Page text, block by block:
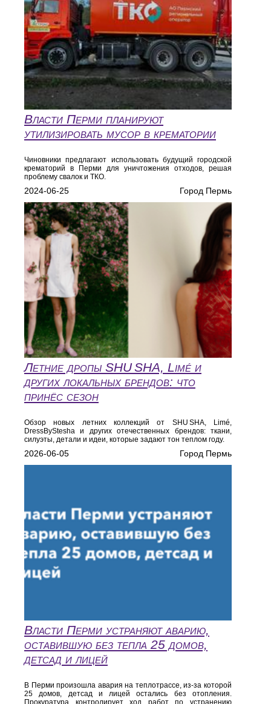
Власти Перми планируют
утилизировать мусор в крематории
Чиновники предлагают использовать будущий городской
крематорий в Перми для уничтожения отходов, решая
проблему свалок и ТКО.
2024-06-25 Город Пермь
Летние дропы SHU SHA, Limé и
других локальных брендов: что
принёс сезон
Обзор новых летних коллекций от SHU SHA, Limé,
DressByStesha и других отечественных брендов: ткани,
силуэты, детали и идеи, которые задают тон теплом году.
2026-06-05 Город Пермь
Власти Перми устраняют аварию,
оставившую без тепла 25 домов,
детсад и лицей
В Перми произошла авария на теплотрассе, из-за которой
25 домов, детсад и лицей остались без отопления.